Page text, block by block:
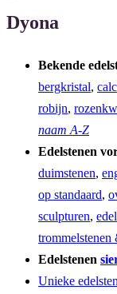
Dyona
Bekende
bergkristal,
robijn,
naam A-Z
Edelstenen
duimstenen,
op standaard,
sculpturen,
trommelstenen
Edelstenen
Unieke